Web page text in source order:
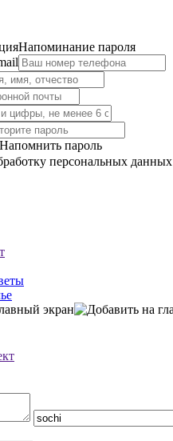
Напоминание пароля
Напомнить пароль
персональных данных
экран